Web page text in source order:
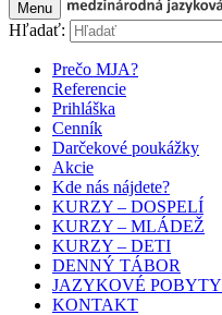
Menu
Hľadať:
Prečo MJA?
Referencie
Prihláška
Cenník
Darčekové poukážky
Akcie
Kde nás nájdete?
KURZY – DOSPELÍ
KURZY – MLÁDEŽ
KURZY – DETI
DENNÝ TÁBOR
JAZYKOVÉ POBYTY
KONTAKT